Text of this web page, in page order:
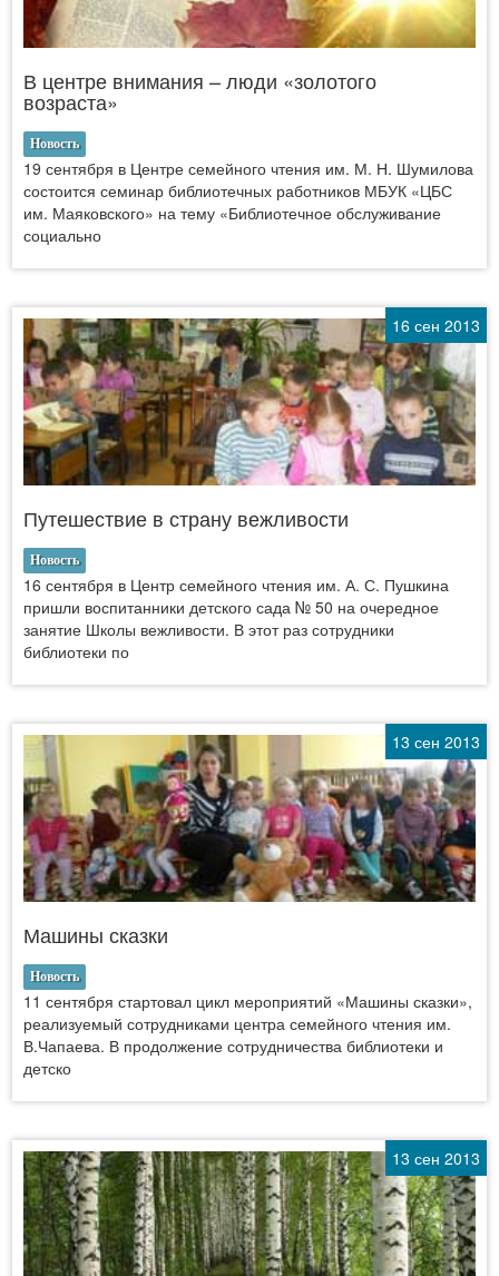
В центре внимания – люди «золотого
возраста»
Новость
19 сентября в Центре семейного чтения им. М. Н. Шумилова
состоится семинар библиотечных работников МБУК «ЦБС
им. Маяковского» на тему «Библиотечное обслуживание
социально
16 сен 2013
Путешествие в страну вежливости
Новость
16 сентября в Центр семейного чтения им. А. С. Пушкина
пришли воспитанники детского сада № 50 на очередное
занятие Школы вежливости. В этот раз сотрудники
библиотеки по
13 сен 2013
Машины сказки
Новость
11 сентября стартовал цикл мероприятий «Машины сказки»,
реализуемый сотрудниками центра семейного чтения им.
В.Чапаева. В продолжение сотрудничества библиотеки и
детско
13 сен 2013